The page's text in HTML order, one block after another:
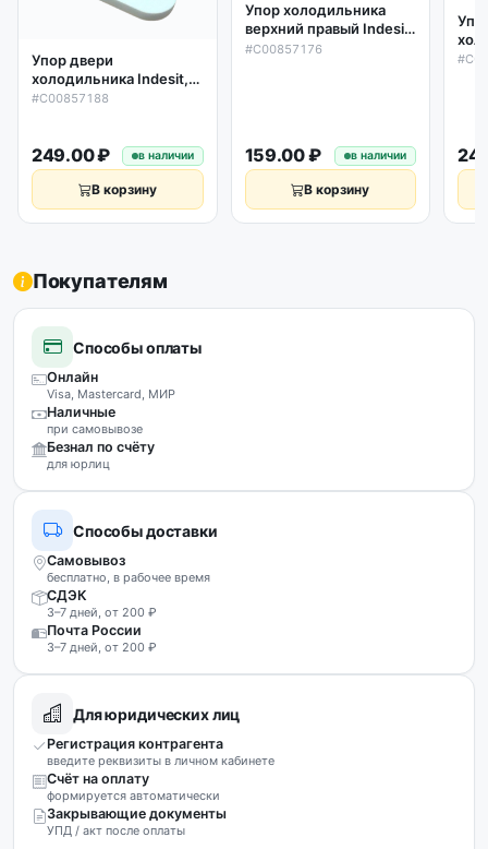
Упор двери
холодильника Indesit,
Ariston, Stinol средний
#C00857188
249.00 ₽ в наличии
В корзину
Упор холодильника
верхний правый Indesit,
Ariston, Stinol
#C00857176
159.00 ₽ в наличии
В корзину
Покупателям
Способы оплаты
Онлайн
Visa, Mastercard, МИР
Наличные
при самовывозе
Безнал по счёту
для юрлиц
Способы доставки
Самовывоз
бесплатно, в рабочее время
СДЭК
3–7 дней, от 200 ₽
Почта России
3–7 дней, от 200 ₽
Для юридических лиц
Регистрация контрагента
введите реквизиты в личном кабинете
Счёт на оплату
формируется автоматически
Закрывающие документы
УПД / акт после оплаты